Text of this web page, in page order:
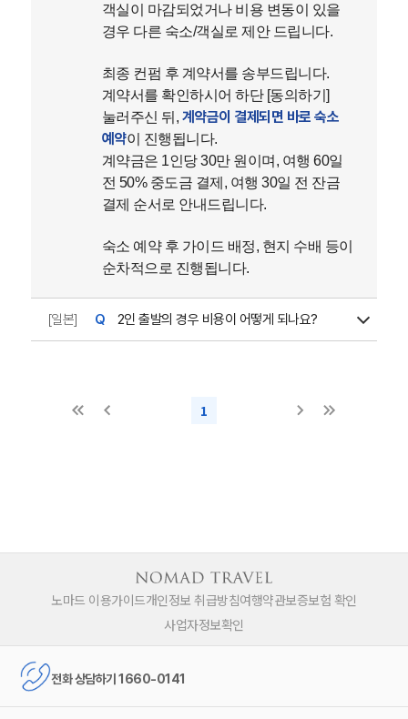
객실이 마감되었거나 비용 변동이 있을
경우 다른 숙소/객실로 제안 드립니다.
최종 컨펌 후 계약서를 송부드립니다.
계약서를 확인하시어 하단 [동의하기]
눌러주신 뒤, 계약금이 결제되면 바로 숙소
예약이 진행됩니다.
계약금은 1인당 30만 원이며, 여행 60일
전 50% 중도금 결제, 여행 30일 전 잔금
결제 순서로 안내드립니다.
숙소 예약 후 가이드 배정, 현지 수배 등이
순차적으로 진행됩니다.
[일본] 2인 출발의 경우 비용이 어떻게 되나요?
1
노마드 이용가이드개인정보 취급방침여행약관보증보험 확인
사업자정보확인
전화 상담하기 1660-0141